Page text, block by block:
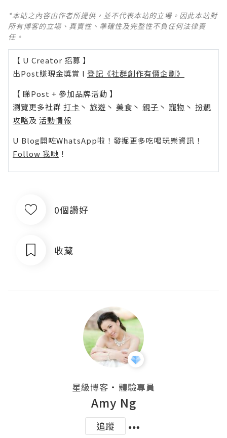
*本站之內容由作者所提供，並不代表本站的立場。因此本站對
所有博客的立場、真實性、準確性及完整性不負任何法律責
任。
【 U Creator 招募 】
出Post賺現金獎賞 l 登記《社群創作有價企劃》
【 睇Post + 參加品牌活動 】
瀏覽更多社群 打卡 丶 旅遊 丶 美食 丶 親子 丶 寵物 丶 扮靚
攻略及 活動情報
U Blog開咗WhatsApp啦！發掘更多吃喝玩樂資訊！
Follow 我哋 ！
0個讚好
收藏
星級博客 ・ 體驗專員
Amy Ng
追蹤